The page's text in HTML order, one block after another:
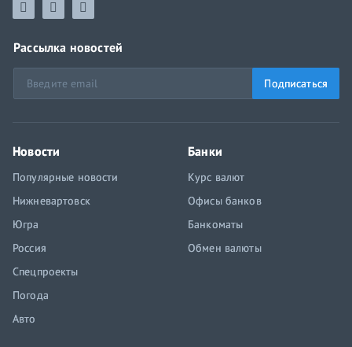
Рассылка новостей
Подписаться
Новости
Популярные новости
Нижневартовск
Югра
Россия
Спецпроекты
Погода
Авто
Банки
Курс валют
Офисы банков
Банкоматы
Обмен валюты